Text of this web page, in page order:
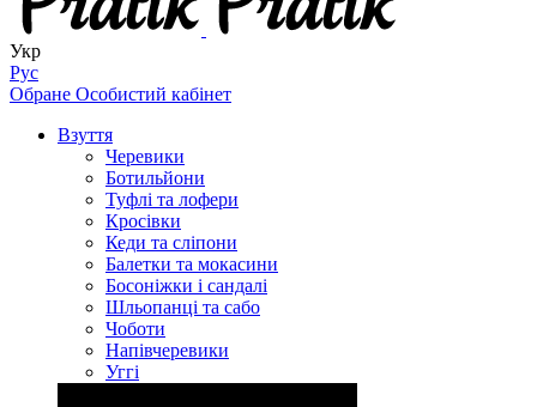
Укр
Рус
Обране Особистий кабінет
Взуття
Черевики
Ботильйони
Туфлі та лофери
Кросівки
Кеди та сліпони
Балетки та мокасини
Босоніжки і сандалі
Шльопанці та сабо
Чоботи
Напівчеревики
Уггі